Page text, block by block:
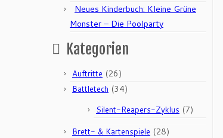
Neues Kinderbuch: Kleine Grüne
Monster – Die Poolparty
Kategorien
Auftritte (26)
Battletech (34)
Silent-Reapers-Zyklus (7)
Brett- & Kartenspiele (28)